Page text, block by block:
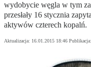
wydobycie węgla w tym
przesłały 16 stycznia
aktywów czterech kopalń.
Aktualizacja: 16.01.2015 18:46 Publikacja: